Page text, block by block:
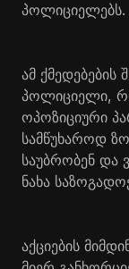
პოლიციელებს.
ამ ქმედებების
პოლიციელი,
ოპოზიციური
სამწუხაროდ
საუბრობენ და
ნახა
აქციების